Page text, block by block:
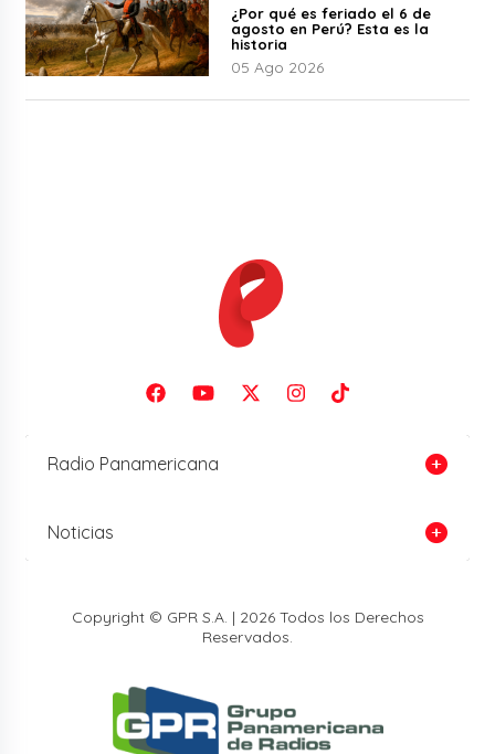
¿Por qué es feriado el 6 de
agosto en Perú? Esta es la
historia
05 Ago 2026
Radio Panamericana
Noticias
Copyright © GPR S.A. | 2026 Todos los Derechos
Reservados.